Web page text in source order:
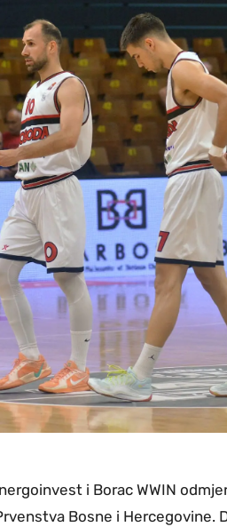
i Borac WWIN
Bosne i Hercegovine.